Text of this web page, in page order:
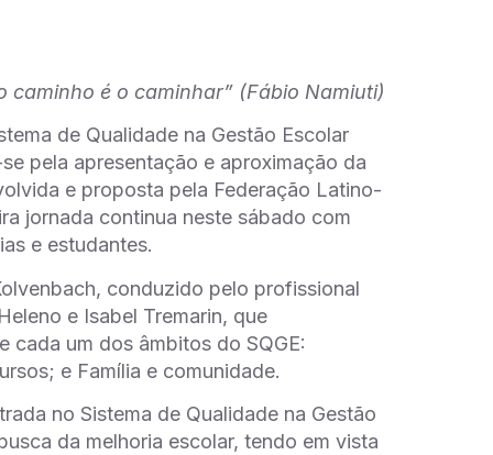
caminho é o caminhar” (Fábio Namiuti)
de Qualidade na Gestão Escolar
pela apresentação e aproximação da
e proposta pela Federação Latino-
jornada continua neste sábado com
e estudantes.
conduzido pelo profissional
e Isabel Tremarin, que
cada um dos âmbitos do SQGE:
e Família e comunidade.
no Sistema de Qualidade na Gestão
da melhoria escolar, tendo em vista